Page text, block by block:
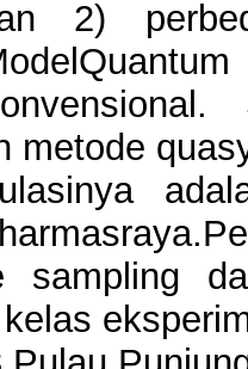
2)
metode
sampling